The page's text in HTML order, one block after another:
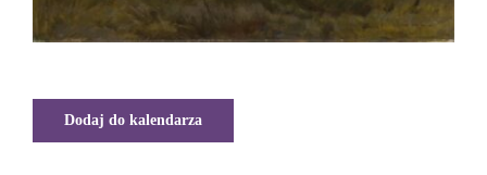
Dodaj do kalendarza